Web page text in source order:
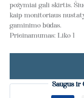
požymiai gali skirtis.
kaip monitoriaus
gaminimo būdas.
Prieinamumas: Liko 1
Saugus ir